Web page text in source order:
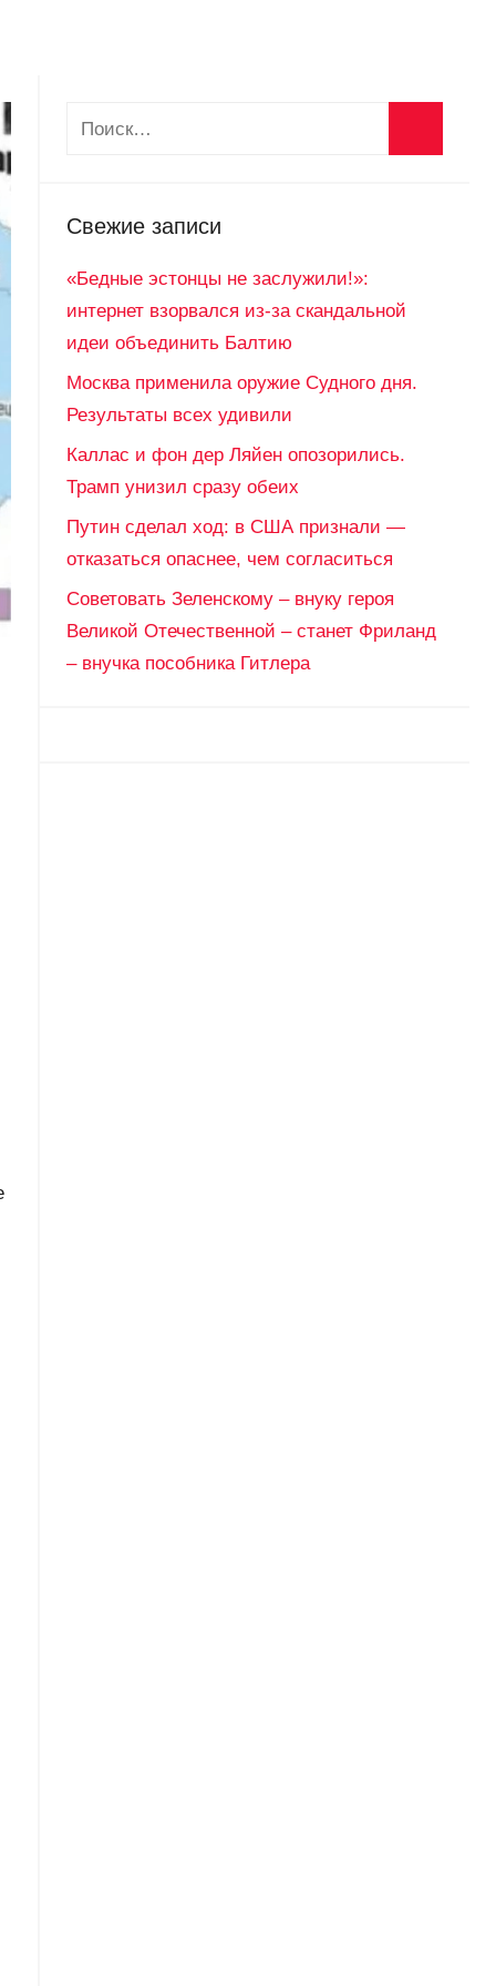
Свежие записи
«Бедные эстонцы не заслужили!»:
интернет взорвался из-за скандальной
идеи объединить Балтию
Москва применила оружие Судного дня.
Результаты всех удивили
Каллас и фон дер Ляйен опозорились.
Трамп унизил сразу обеих
Путин сделал ход: в США признали —
отказаться опаснее, чем согласиться
Советовать Зеленскому – внуку героя
Великой Отечественной – станет Фриланд
– внучка пособника Гитлера